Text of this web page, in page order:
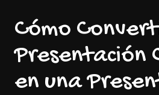
Cómo
Presentación
en una